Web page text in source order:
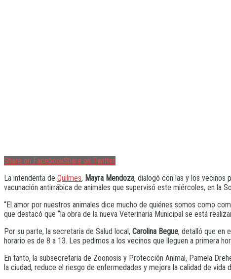
Share on FacebookShare on Twitter
La intendenta de Quilmes, Mayra Mendoza, dialogó con las y los vecinos
vacunación antirrábica de animales que supervisó este miércoles, en la
“El amor por nuestros animales dice mucho de quiénes somos como
que destacó que “la obra de la nueva Veterinaria Municipal se está
Por su parte, la secretaria de Salud local, Carolina Begue, detalló que en
horario es de 8 a 13. Les pedimos a los vecinos que lleguen a primera
En tanto, la subsecretaria de Zoonosis y Protección Animal, Pamela
la ciudad, reduce el riesgo de enfermedades y mejora la calidad de vida